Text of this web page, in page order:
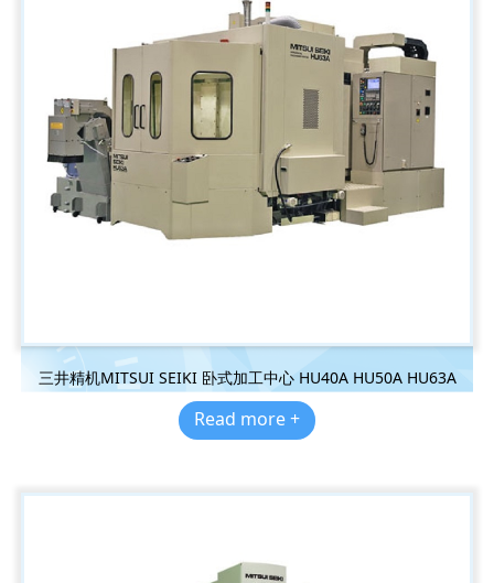
三井精机MITSUI SEIKI 卧式加工中心 HU40A HU50A HU63A
Read more +